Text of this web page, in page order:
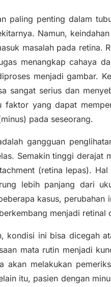
paling penting dalam
Namun,
masalah pada retina.
menangkap cahaya
menjadi gambar.
sangat serius dan
faktor yang dapat
pada seseorang.
gangguan
Semakin tinggi derajat
(retina lepas).
lebih panjang dari
kasus,
menjadi retinal
kondisi ini bisa dicegah
mata rutin menjadi
akan melakukan
itu, pasien dengan